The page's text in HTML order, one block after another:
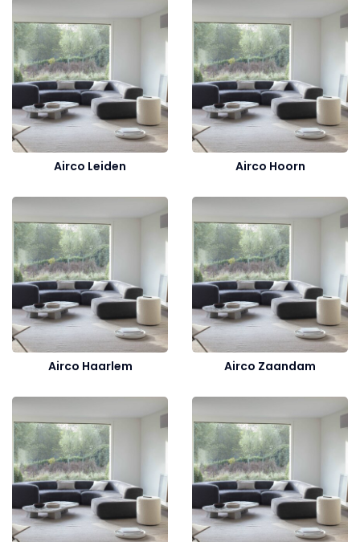
Airco Leiden Airco Hoorn
Airco Haarlem Airco Zaandam